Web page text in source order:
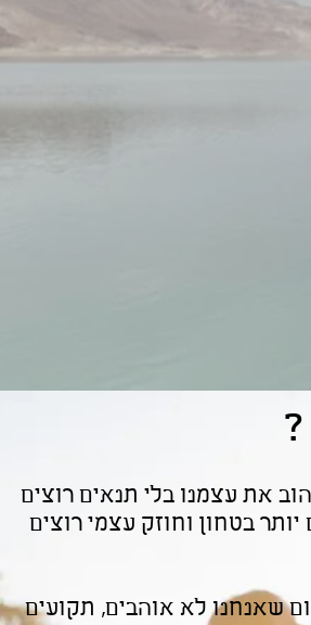
את עצמנו בלי תנאים רוצים
בטחון וחוזק עצמי רוצים
שאנחנו לא אוהבים, תקועים